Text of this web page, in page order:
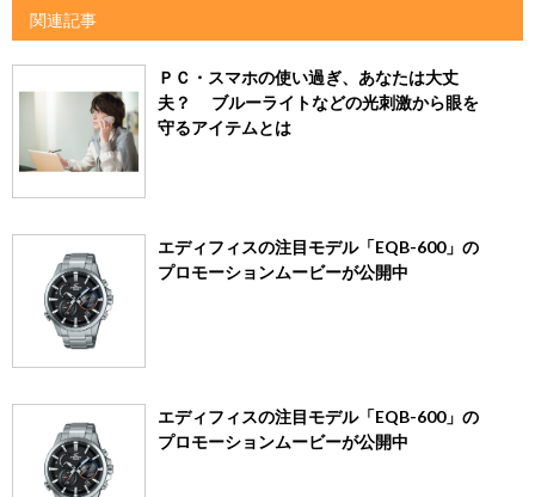
関連記事
ＰＣ・スマホの使い過ぎ、あなたは大丈
夫？ ブルーライトなどの光刺激から眼を
守るアイテムとは
エディフィスの注目モデル「EQB-600」の
プロモーションムービーが公開中
エディフィスの注目モデル「EQB-600」の
プロモーションムービーが公開中